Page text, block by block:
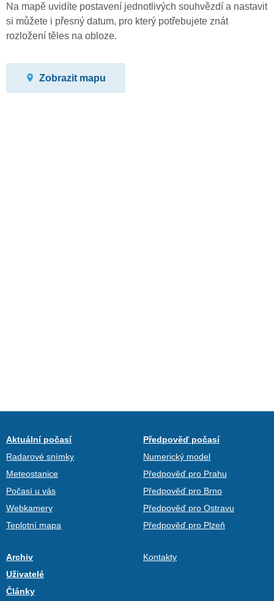
Na mapě uvidíte postavení jednotlivých souhvězdí a nastavit
si můžete i přesný datum, pro který potřebujete znát
rozložení těles na obloze.
Zobrazit mapu
Aktuální počasí
Radarové snímky
Meteostanice
Počasí u vás
Webkamery
Teplotní mapa
Předpověď počasí
Numerický model
Předpověď pro Prahu
Předpověď pro Brno
Předpověď pro Ostravu
Předpověď pro Plzeň
Archiv
Uživatelé
Články
Kontakty